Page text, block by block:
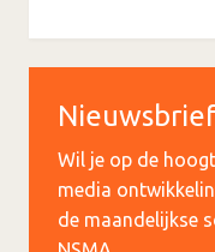
Wil je op de
media
de maandelijkse